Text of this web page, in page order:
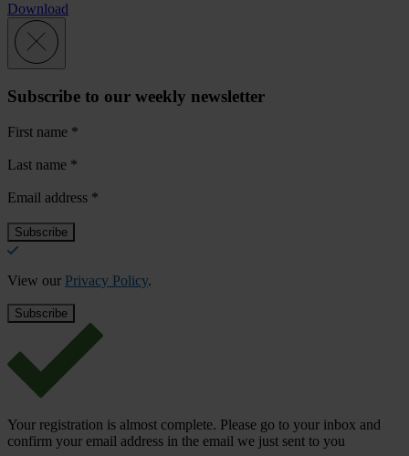
Download
Subscribe to our weekly newsletter
First name *
Last name *
Email address *
View our Privacy Policy.
Your registration is almost complete. Please go to your inbox and
confirm your email address in the email we just sent to you